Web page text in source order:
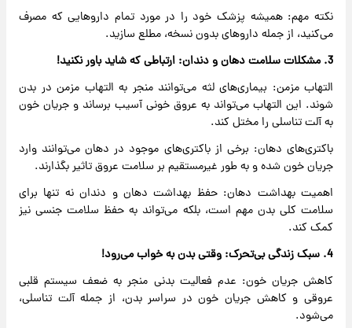
نکته مهم: همیشه پزشک خود را در مورد تمام داروهایی که مصرف
می‌کنید، از جمله داروهای بدون نسخه، مطلع سازید.
التهاب مزمن: بیماری‌های لثه می‌توانند منجر به التهاب مزمن در بدن
شوند. این التهاب می‌تواند به عروق خونی آسیب برساند و جریان خون
به آلت تناسلی را مختل کند.
باکتری‌های دهان: برخی از باکتری‌های موجود در دهان می‌توانند وارد
جریان خون شده و به طور غیرمستقیم بر سلامت عروق تاثیر بگذارند.
اهمیت بهداشت دهان: حفظ بهداشت دهان و دندان نه تنها برای
سلامت کلی بدن مهم است، بلکه می‌تواند به حفظ سلامت جنسی نیز
کمک کند.
کاهش جریان خون: عدم فعالیت بدنی منجر به ضعف سیستم قلبی
عروقی و کاهش جریان خون در سراسر بدن، از جمله آلت تناسلی،
می‌شود.